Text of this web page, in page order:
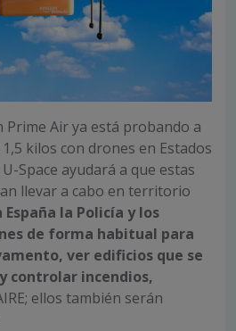
Prime Air ya está probando a
kilos con drones en Estados
Space ayudará a que estas
llevar a cabo en territorio
España la Policía y los
de forma habitual para
ver edificios que se
controlar incendios,
ellos también serán